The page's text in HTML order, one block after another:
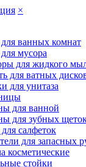
×
ванных комнат
мусора
для жидкого
для ватных
для унитаза
для ванной
для зубных
салфеток
для запасных
косметические
стойки